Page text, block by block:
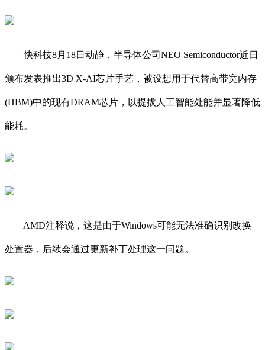
快科技8月18日动静，半导体公司NEO Semiconductor近日
颁布发表推出3D X-AI芯片手艺，被设想用于代替高带宽内存
(HBM)中的现有DRAM芯片，以提拔人工智能处能并显著降低
能耗。
AMD注释说，这是由于Windows可能无法准确识别改换
处置器，后续会通过更新补丁处理这一问题。